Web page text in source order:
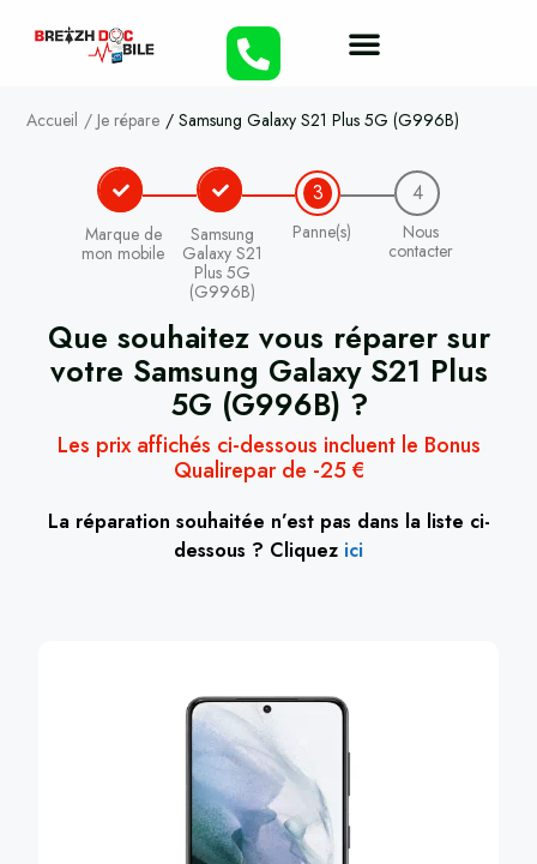
Accueil / Je répare /Samsung Galaxy S21 Plus 5G (G996B)
Marque de
mon mobile
Samsung
Galaxy S21
Plus 5G
(G996B)
3
Panne(s)
4
Nous
contacter
Que souhaitez vous réparer sur
votre Samsung Galaxy S21 Plus
5G (G996B) ?
Les prix affichés ci-dessous incluent le Bonus
Qualirepar de -25 €
La réparation souhaitée n’est pas dans la liste ci-
dessous ? Cliquez ici